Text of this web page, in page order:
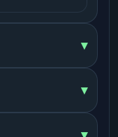
▾
▾